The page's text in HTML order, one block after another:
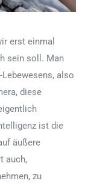
erst einmal
sein soll. Man
also
diese
ist die
äußere
auch,
zu